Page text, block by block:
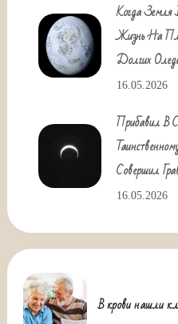
Когда
Жизнь На
Долгих
16.05.2026
Прибавил В
Совершил
16.05.2026
В крови нашли